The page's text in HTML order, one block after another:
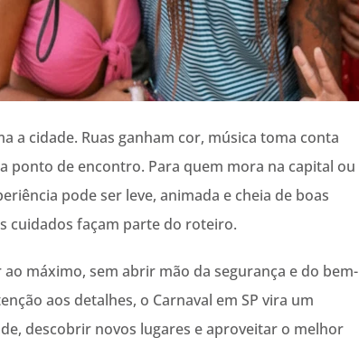
a cidade. Ruas ganham cor, música toma conta
ponto de encontro. Para quem mora na capital ou
pode ser leve, animada e cheia de boas
cuidados façam parte do roteiro.
máximo, sem abrir mão da segurança e do bem-
aos detalhes, o Carnaval em SP vira um
descobrir novos lugares e aproveitar o melhor